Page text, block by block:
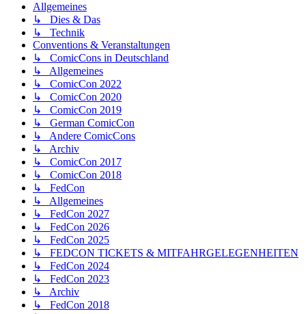
Allgemeines
↳ Dies & Das
↳ Technik
Conventions & Veranstaltungen
↳ ComicCons in Deutschland
↳ Allgemeines
↳ ComicCon 2022
↳ ComicCon 2020
↳ ComicCon 2019
↳ German ComicCon
↳ Andere ComicCons
↳ Archiv
↳ ComicCon 2017
↳ ComicCon 2018
↳ FedCon
↳ Allgemeines
↳ FedCon 2027
↳ FedCon 2026
↳ FedCon 2025
↳ FEDCON TICKETS & MITFAHRGELEGENHEITEN
↳ FedCon 2024
↳ FedCon 2023
↳ Archiv
↳ FedCon 2018